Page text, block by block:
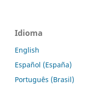
Idioma
English
Español (España)
Português (Brasil)